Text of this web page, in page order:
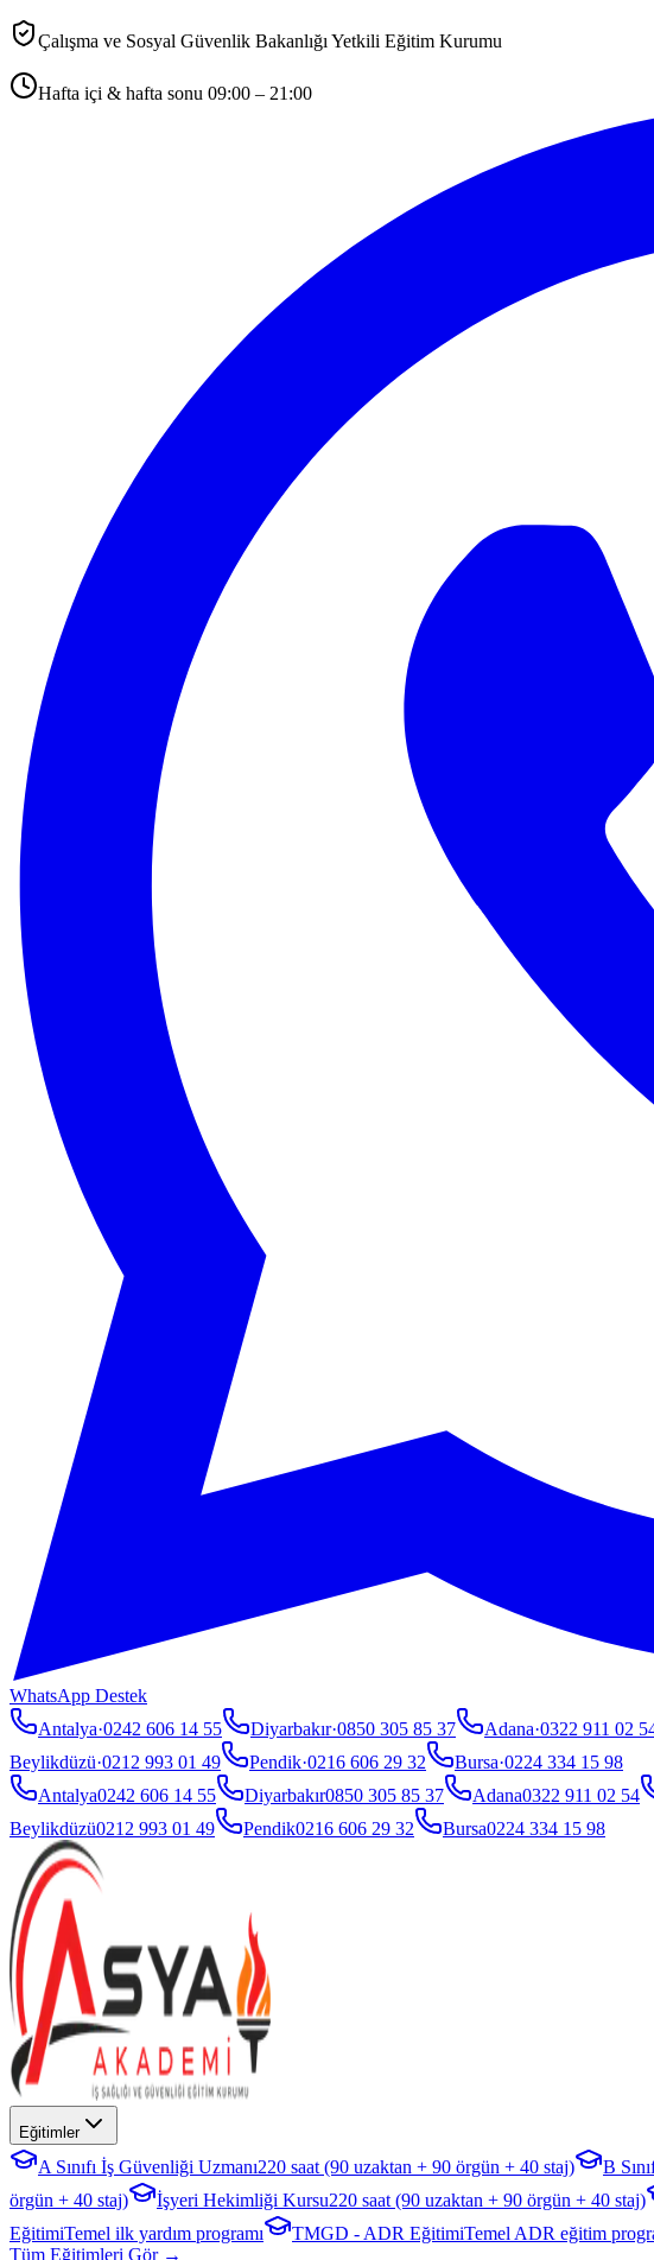
Çalışma ve Sosyal Güvenlik Bakanlığı Yetkili Eğitim Kurumu
Hafta içi & hafta sonu 09:00 – 21:00
WhatsApp Destek
Antalya·0242 606 14 55 Diyarbakır·0850 305 85 37 Adana·0322 911 02
Beylikdüzü·0212 993 01 49 Pendik·0216 606 29 32 Bursa·0224 334 15 98
Antalya0242 606 14 55 Diyarbakır0850 305 85 37 Adana0322 911 02 54
Beylikdüzü0212 993 01 49 Pendik0216 606 29 32 Bursa0224 334 15 98
Eğitimler
A Sınıfı İş Güvenliği Uzmanı220 saat (90 uzaktan + 90 örgün + 40 staj) B
örgün + 40 staj)
İşyeri Hekimliği Kursu220 saat (90 uzaktan + 90 örgün + 40 staj)
EğitimiTemel ilk yardım programı TMGD - ADR EğitimiTemel ADR eğitim
Tüm Eğitimleri Gör →